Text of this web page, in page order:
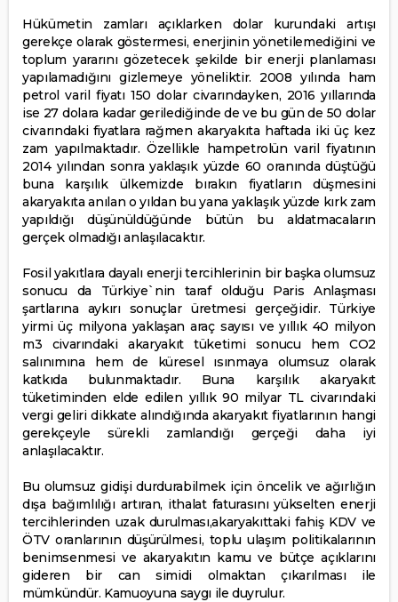
Hükümetin zamları açıklarken dolar kurundaki artışı
gerekçe olarak göstermesi, enerjinin yönetilemediğini ve
toplum yararını gözetecek şekilde bir enerji planlaması
yapılamadığını gizlemeye yöneliktir. 2008 yılında ham
petrol varil fiyatı 150 dolar civarındayken, 2016 yıllarında
ise 27 dolara kadar gerilediğinde de ve bu gün de 50 dolar
civarındaki fiyatlara rağmen akaryakıta haftada iki üç kez
zam yapılmaktadır. Özellikle hampetrolün varil fiyatının
2014 yılından sonra yaklaşık yüzde 60 oranında düştüğü
buna karşılık ülkemizde bırakın fiyatların düşmesini
akaryakıta anılan o yıldan bu yana yaklaşık yüzde kırk zam
yapıldığı düşünüldüğünde bütün bu aldatmacaların
gerçek olmadığı anlaşılacaktır.
Fosil yakıtlara dayalı enerji tercihlerinin bir başka olumsuz
sonucu da Türkiye`nin taraf olduğu Paris Anlaşması
şartlarına aykırı sonuçlar üretmesi gerçeğidir. Türkiye
yirmi üç milyona yaklaşan araç sayısı ve yıllık 40 milyon
m3 civarındaki akaryakıt tüketimi sonucu hem CO2
salınımına hem de küresel ısınmaya olumsuz olarak
katkıda bulunmaktadır. Buna karşılık akaryakıt
tüketiminden elde edilen yıllık 90 milyar TL civarındaki
vergi geliri dikkate alındığında akaryakıt fiyatlarının hangi
gerekçeyle sürekli zamlandığı gerçeği daha iyi
anlaşılacaktır.
Bu olumsuz gidişi durdurabilmek için öncelik ve ağırlığın
dışa bağımlılığı artıran, ithalat faturasını yükselten enerji
tercihlerinden uzak durulması,akaryakıttaki fahiş KDV ve
ÖTV oranlarının düşürülmesi, toplu ulaşım politikalarının
benimsenmesi ve akaryakıtın kamu ve bütçe açıklarını
gideren bir can simidi
olmaktan çıkarılması ile
mümkündür. Kamuoyuna saygı ile duyrulur.